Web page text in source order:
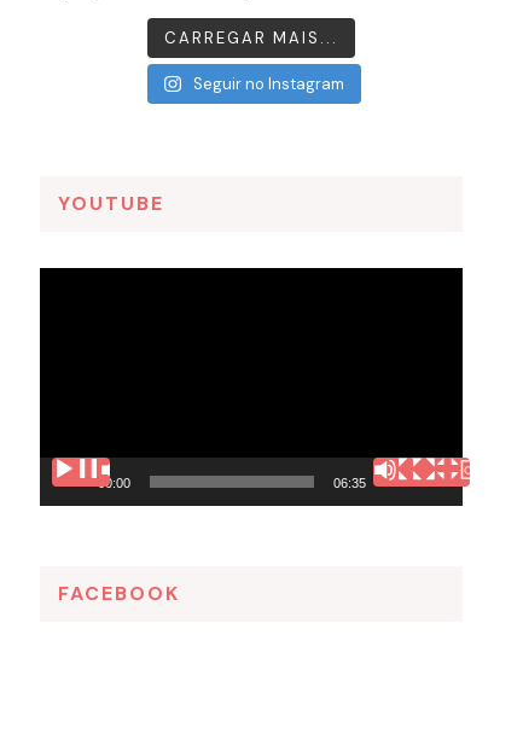
CARREGAR MAIS...
Seguir no Instagram
YOUTUBE
00:00 06:35
FACEBOOK